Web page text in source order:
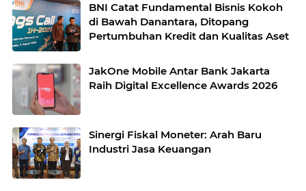
BNI Catat Fundamental Bisnis Kokoh
di Bawah Danantara, Ditopang
Pertumbuhan Kredit dan Kualitas Aset
JakOne Mobile Antar Bank Jakarta
Raih Digital Excellence Awards 2026
Sinergi Fiskal Moneter: Arah Baru
Industri Jasa Keuangan